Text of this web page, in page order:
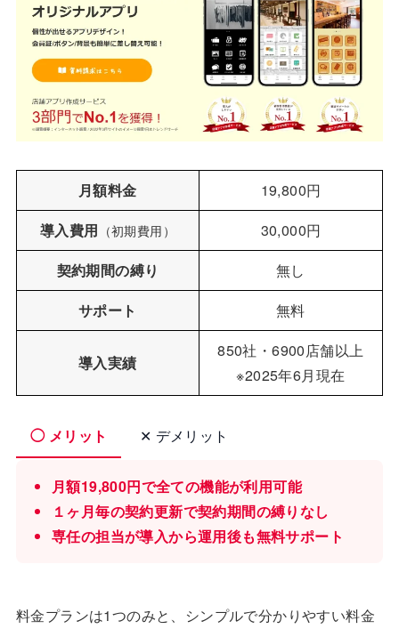
月額料金
19,800円
導入費用 （初期費用）
30,000円
契約期間の縛り
無し
サポート
無料
導入実績
850社・6900店舗以上
※2025年6月現在
◯ メリット ✕ デメリット
月額19,800円で全ての機能が利用可能
１ヶ月毎の契約更新で契約期間の縛りなし
専任の担当が導入から運用後も無料サポート
料金プランは1つのみと、シンプルで分かりやすい料金